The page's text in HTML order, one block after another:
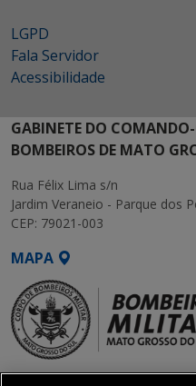
LGPD
Fala Servidor
Acessibilidade
GABINETE DO
BOMBEIROS DE MATO
Rua Félix Lima s/n
Jardim Veraneio - Parque dos
CEP: 79021-003
MAPA